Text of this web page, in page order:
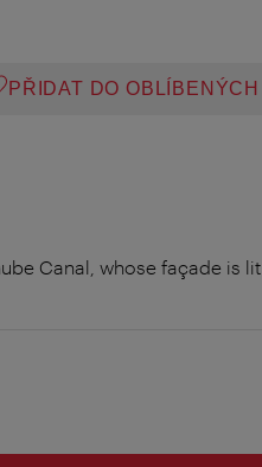
PŘIDAT DO OBLÍBENÝCH
Canal, whose façade is